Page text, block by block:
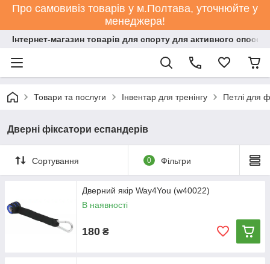
Про самовивіз товарів у м.Полтава, уточнюйте у
менеджера!
Інтернет-магазин товарів для спорту для активного
Товари та послуги Інвентар для тренінгу Петлі для
Дверні фіксатори еспандерів
Сортування 0 Фільтри
Дверний якір Way4You (w40022)
В наявності
180 ₴